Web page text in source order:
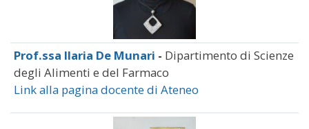
Prof.ssa Ilaria De Munari - Dipartimento di Scienze
degli Alimenti e del Farmaco
Link alla pagina docente di Ateneo